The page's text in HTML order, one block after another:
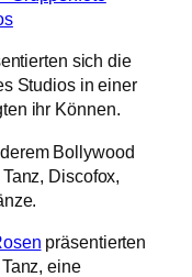
sich die
Studios in einer
ihr Können.
Bollywood
Discofox,
präsentierten
eine